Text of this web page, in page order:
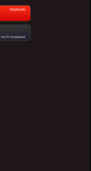
Startseite
nicht moderiert